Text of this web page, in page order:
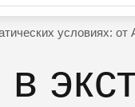
условиях: от